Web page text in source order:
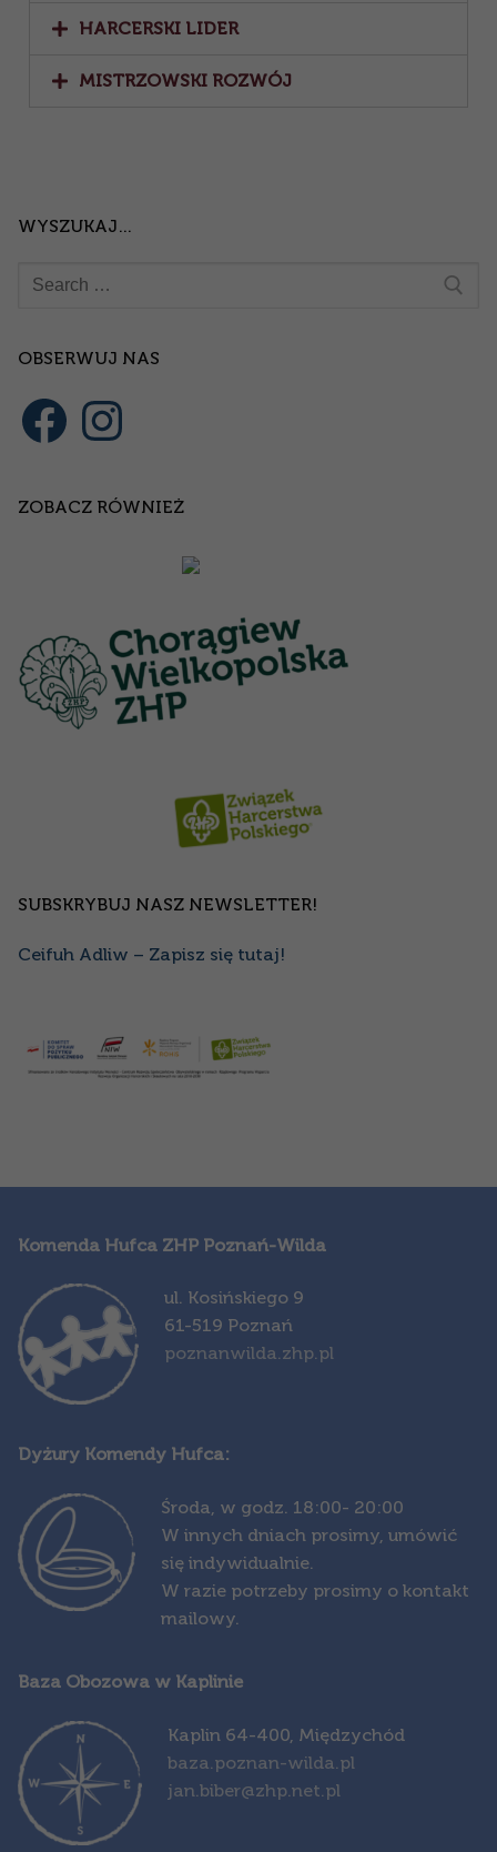
HARCERSKI LIDER
MISTRZOWSKI ROZWÓJ
WYSZUKAJ…
OBSERWUJ NAS
ZOBACZ RÓWNIEŻ
SUBSKRYBUJ NASZ NEWSLETTER!
Ceifuh Adliw – Zapisz się tutaj!
Komenda Hufca ZHP Poznań-Wilda
ul. Kosińskiego 9
61-519 Poznań
poznanwilda.zhp.pl
Dyżury Komendy Hufca:
Środa, w godz. 18:00- 20:00
W innych dniach prosimy, umówić
się indywidualnie.
W razie potrzeby prosimy o kontakt
mailowy.
Baza Obozowa w Kaplinie
Kaplin 64-400, Międzychód
baza.poznan-wilda.pl
jan.biber@zhp.net.pl